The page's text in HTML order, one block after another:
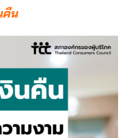
คืน